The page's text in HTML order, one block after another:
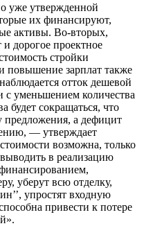
уже утвержденной
их финансируют,
активы. Во-вторых,
и дорогое проектное
стройки
повышение зарплат также
отток дешевой
с уменьшением количества
будет сокращаться, что
предложения, а дефицит
— утверждает
возможна, только
в реализацию
уберут всю отделку,
упростят входную
привести к потере